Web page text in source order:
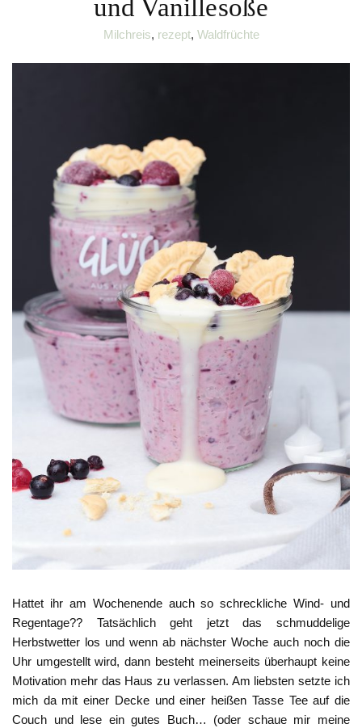
und Vanillesoße
Milchreis, rezept, Waldfrüchte
Hattet ihr am Wochenende auch so schreckliche Wind- und
Regentage?? Tatsächlich geht jetzt das schmuddelige
Herbstwetter los und wenn ab nächster Woche auch noch die
Uhr umgestellt wird, dann besteht meinerseits überhaupt keine
Motivation mehr das Haus zu verlassen. Am liebsten setzte ich
mich da mit einer Decke und einer heißen Tasse Tee auf die
Couch und lese ein gutes Buch… (oder schaue mir meine